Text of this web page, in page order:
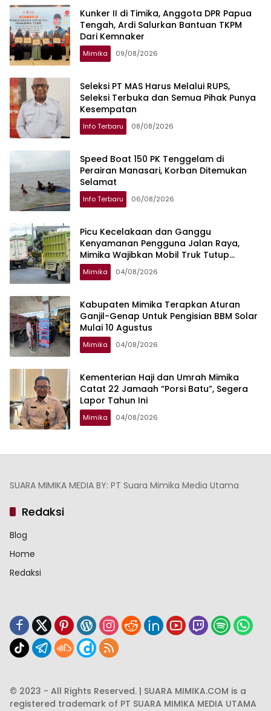
Kunker II di Timika, Anggota DPR Papua
Tengah, Ardi Salurkan Bantuan TKPM
Dari Kemnaker
Mimika 09/08/2026
Seleksi PT MAS Harus Melalui RUPS,
Seleksi Terbuka dan Semua Pihak Punya
Kesempatan
Info Terbaru 08/08/2026
Speed Boat 150 PK Tenggelam di
Perairan Manasari, Korban Ditemukan
Selamat
Info Terbaru 06/08/2026
Picu Kecelakaan dan Ganggu
Kenyamanan Pengguna Jalan Raya,
Mimika Wajibkan Mobil Truk Tutup
Muatan Pakai Terpal
Mimika 04/08/2026
Kabupaten Mimika Terapkan Aturan
Ganjil-Genap Untuk Pengisian BBM Solar
Mulai 10 Agustus
Mimika 04/08/2026
Kementerian Haji dan Umrah Mimika
Catat 22 Jamaah “Porsi Batu”, Segera
Lapor Tahun Ini
Mimika 04/08/2026
SUARA MIMIKA MEDIA BY: PT Suara Mimika Media Utama
Redaksi
Blog
Home
Redaksi
© 2023 - All Rights Reserved. | SUARA MIMIKA.COM is a
registered trademark of PT SUARA MIMIKA MEDIA UTAMA